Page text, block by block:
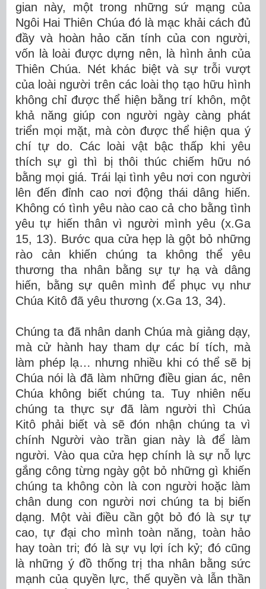
gian này, một trong những sứ mạng của
Ngôi Hai Thiên Chúa đó là mạc khải cách đủ
đầy và hoàn hảo căn tính của con người,
vốn là loài được dựng nên, là hình ảnh của
Thiên Chúa. Nét khác biệt và sự trỗi vượt
của loài người trên các loài thọ tạo hữu hình
không chỉ được thể hiện bằng trí khôn, một
khả năng giúp con người ngày càng phát
triển mọi mặt, mà còn được thể hiện qua ý
chí tự do. Các loài vật bậc thấp khi yêu
thích sự gì thì bị thôi thúc chiếm hữu nó
bằng mọi giá. Trái lại tình yêu nơi con người
lên đến đỉnh cao nơi động thái dâng hiến.
Không có tình yêu nào cao cả cho bằng tình
yêu tự hiến thân vì người mình yêu (x.Ga
15, 13). Bước qua cửa hẹp là gột bỏ những
rào cản khiến chúng ta không thể yêu
thương tha nhân bằng sự tự hạ và dâng
hiến, bằng sự quên mình để phục vụ như
Chúa Kitô đã yêu thương (x.Ga 13, 34).
Chúng ta đã nhân danh Chúa mà giảng dạy,
mà cử hành hay tham dự các bí tích, mà
làm phép lạ… nhưng nhiều khi có thể sẽ bị
Chúa nói là đã làm những điều gian ác, nên
Chúa không biết chúng ta. Tuy nhiên nếu
chúng ta thực sự đã làm người thì Chúa
Kitô phải biết và sẽ đón nhận chúng ta vì
chính Người vào trần gian này là để làm
người. Vào qua cửa hẹp chính là sự nỗ lực
gắng công từng ngày gột bỏ những gì khiến
chúng ta không còn là con người hoặc làm
chân dung con người nơi chúng ta bị biến
dạng. Một vài điều cần gột bỏ đó là sự tự
cao, tự đại cho mình toàn năng, toàn hảo
hay toàn tri; đó là sự vụ lợi ích kỷ; đó cũng
là những ý đồ thống trị tha nhân bằng sức
mạnh của quyền lực, thế quyền và lẫn thần